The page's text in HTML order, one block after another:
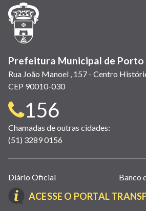
janela)
Prefeitura Municipal de Porto
Rua João Manoel , 157 - Centro
CEP 90010-030
Telefone
para
contato:
156
Chamadas de outras cidades:
(51) 3289 0156
Links
úteis
(abrem
Diário Oficial Banco
ACESSE O PORTAL